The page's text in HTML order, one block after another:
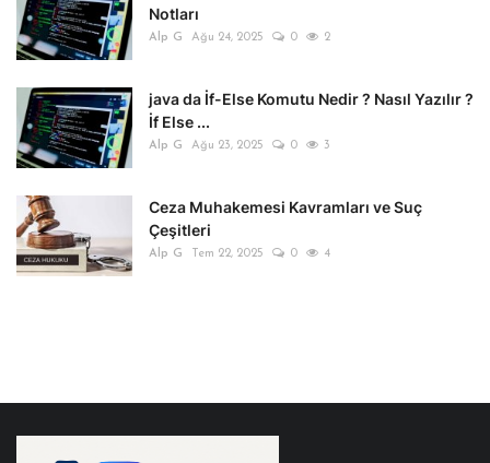
Notları
Alp G Ağu 24, 2025 0 2
java da İf-Else Komutu Nedir ? Nasıl Yazılır ?
İf Else ...
Alp G Ağu 23, 2025 0 3
Ceza Muhakemesi Kavramları ve Suç
Çeşitleri
Alp G Tem 22, 2025 0 4